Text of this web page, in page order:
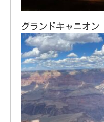
グランドキャニオン